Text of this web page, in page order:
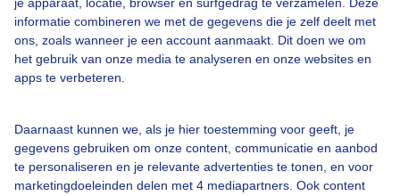
informatie combineren we met de gegevens die je zelf deelt met
ons, zoals wanneer je een account aanmaakt. Dit doen we om
het gebruik van onze media te analyseren en onze websites en
apps te verbeteren.
Daarnaast kunnen we, als je hier toestemming voor geeft, je
gegevens gebruiken om onze content, communicatie en aanbod
te personaliseren en je relevante advertenties te tonen, en voor
marketingdoeleinden delen met 4 mediapartners. Ook content